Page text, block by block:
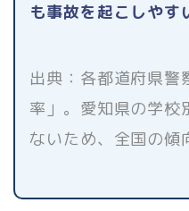
も事故を起こしやす
出典：各都道府県警
率」。愛知県の学校
ないため、全国の傾